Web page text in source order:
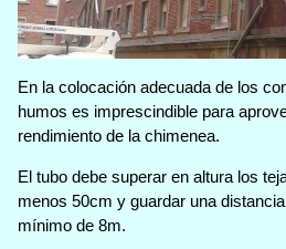
En la colocación adecuada de los
humos es imprescindible para
rendimiento de la chimenea.
El tubo debe superar en altura los
menos 50cm y guardar una
mínimo de 8m.